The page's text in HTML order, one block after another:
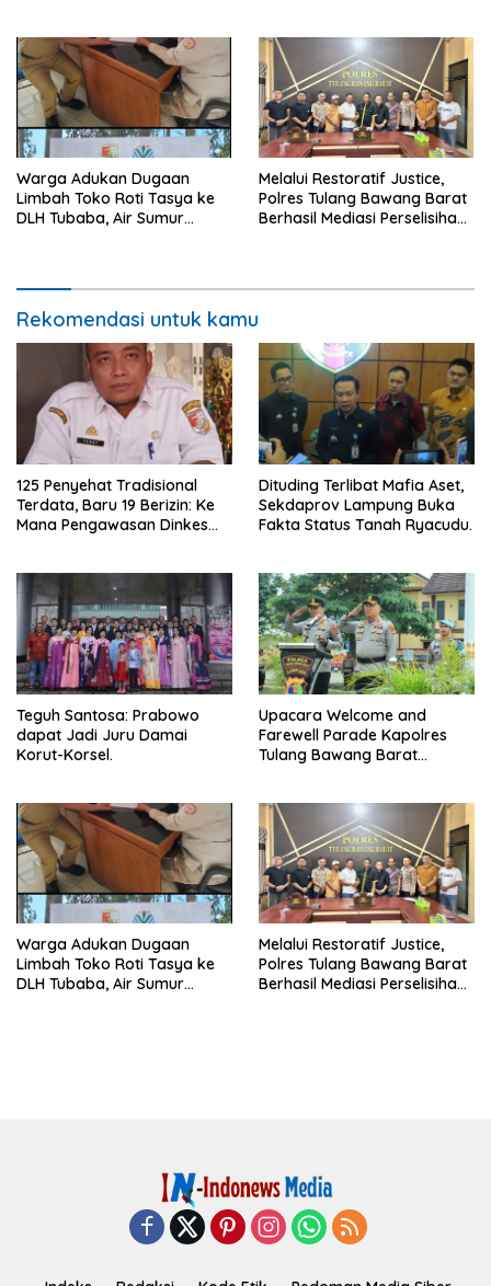
Warga Adukan Dugaan
Limbah Toko Roti Tasya ke
DLH Tubaba, Air Sumur
Melalui Restoratif Justice,
Polres Tulang Bawang Barat
Berhasil Mediasi Perselisihan
Rekomendasi untuk kamu
125 Penyehat Tradisional
Terdata, Baru 19 Berizin: Ke
Mana Pengawasan Dinkes
Dituding Terlibat Mafia Aset,
Sekdaprov Lampung Buka
Fakta Status Tanah Ryacudu.
Teguh Santosa: Prabowo
dapat Jadi Juru Damai
Korut-Korsel.
Upacara Welcome and
Farewell Parade Kapolres
Tulang Bawang Barat
Warga Adukan Dugaan
Limbah Toko Roti Tasya ke
DLH Tubaba, Air Sumur
Melalui Restoratif Justice,
Polres Tulang Bawang Barat
Berhasil Mediasi Perselisihan